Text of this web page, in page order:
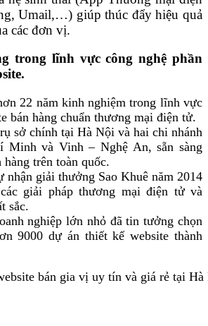
Umail,…) giúp thúc đẩy hiệu quả
các đơn vị.
trong lĩnh vực công nghệ phần
22 năm kinh nghiệm trong lĩnh vực
bán hàng chuẩn thương mại điện tử.
sở chính tại Hà Nội và hai chi nhánh
Minh và Vinh – Nghệ An, sẵn sàng
trên toàn quốc.
nhận giải thưởng Sao Khuê năm 2014
giải pháp thương mại điện tử và
sắc.
nghiệp lớn nhỏ đã tin tưởng chọn
9000 dự án thiết kế website thành